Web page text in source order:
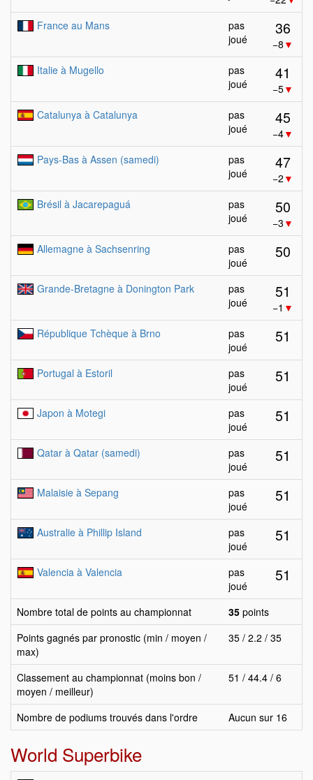
France au Mans
pas
joué
36
−8 ▼
Italie à Mugello
pas
joué
41
−5▼
Catalunya à Catalunya
pas
joué
45
−4▼
Pays-Bas à Assen (samedi)
pas
joué
47
−2 ▼
Brésil à Jacarepaguá
pas
joué
50
−3 ▼
Allemagne à Sachsenring
pas
joué
50
Grande-Bretagne à Donington Park
pas
joué
51
−1 ▼
République Tchèque à Brno
pas
joué
51
Portugal à Estoril
pas
joué
51
Japon à Motegi
pas
joué
51
Qatar à Qatar (samedi)
pas
joué
51
Malaisie à Sepang
pas
joué
51
Australie à Phillip Island
pas
joué
51
Valencia à Valencia
pas
joué
51
Nombre total de points au championnat 35 points
Points gagnés par pronostic (min / moyen /
max)
35 / 2.2 / 35
Classement au championnat (moins bon /
moyen / meilleur)
51 / 44.4 / 6
Nombre de podiums trouvés dans l'ordre Aucun sur 16
World Superbike